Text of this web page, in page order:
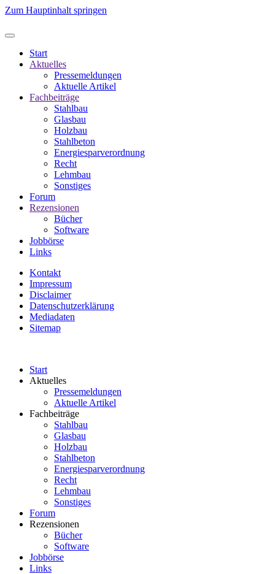
Zum Hauptinhalt springen
Start
Aktuelles
Pressemeldungen
Aktuelle Artikel
Fachbeiträge
Stahlbau
Glasbau
Holzbau
Stahlbeton
Energiesparverordnung
Recht
Lehmbau
Sonstiges
Forum
Rezensionen
Bücher
Software
Jobbörse
Links
Kontakt
Impressum
Disclaimer
Datenschutzerklärung
Mediadaten
Sitemap
Start
Aktuelles
Pressemeldungen
Aktuelle Artikel
Fachbeiträge
Stahlbau
Glasbau
Holzbau
Stahlbeton
Energiesparverordnung
Recht
Lehmbau
Sonstiges
Forum
Rezensionen
Bücher
Software
Jobbörse
Links